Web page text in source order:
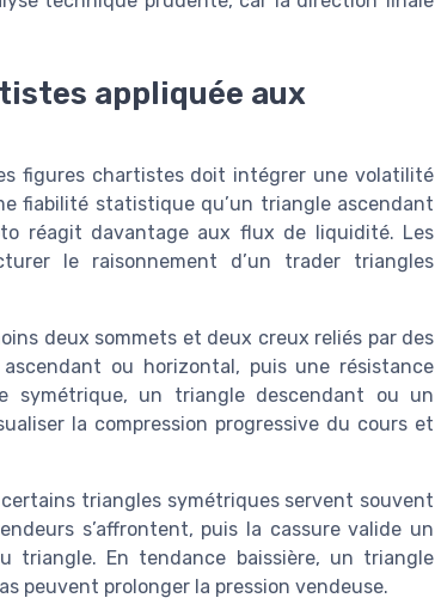
appliquée aux
figures chartistes doit intégrer une volatilité
fiabilité statistique qu’un triangle ascendant
réagit davantage aux flux de liquidité. Les
le raisonnement d’un trader triangles
deux sommets et deux creux reliés par des
ou horizontal, puis une résistance
symétrique, un triangle descendant ou un
la compression progressive du cours et
triangles symétriques servent souvent
s’affrontent, puis la cassure valide un
En tendance baissière, un triangle
peuvent prolonger la pression vendeuse.